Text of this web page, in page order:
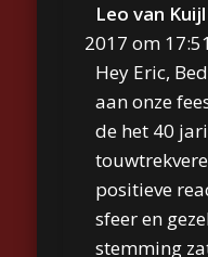
Leo van Kuijl
2017 om 17:51
Hey Eric,
aan onze
de het 40
positieve
sfeer en
stemming